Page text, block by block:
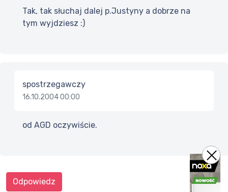
Tak, tak słuchaj dalej p.Justyny a dobrze na
tym wyjdziesz :)
spostrzegawczy
16.10.2004 00:00
od AGD oczywiście.
Odpowiedz